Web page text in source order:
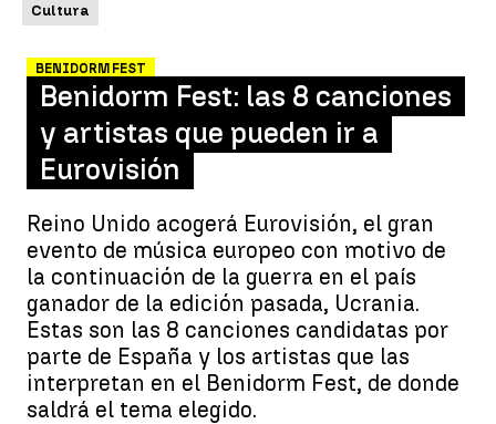
Cultura
BENIDORM FEST
Benidorm Fest: las 8 canciones
y artistas que pueden ir a
Eurovisión
Reino Unido acogerá Eurovisión, el gran
evento de música europeo con motivo de
la continuación de la guerra en el país
ganador de la edición pasada, Ucrania.
Estas son las 8 canciones candidatas por
parte de España y los artistas que las
interpretan en el Benidorm Fest, de donde
saldrá el tema elegido.